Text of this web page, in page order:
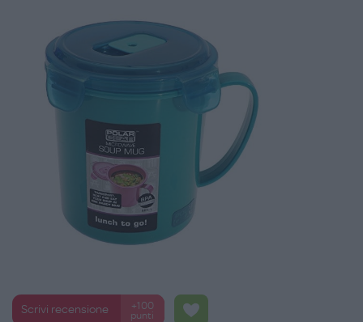
Scrivi recensione
+100
punti